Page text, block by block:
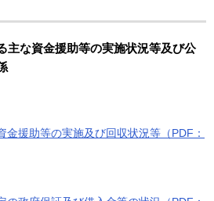
主な資金援助等の実施状況等及び公
金援助等の実施及び回収状況等（PDF：